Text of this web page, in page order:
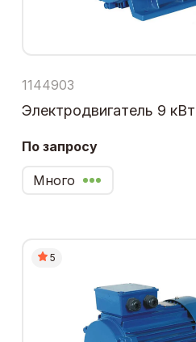
1144903
Электродвигатель 9
По запросу
Много
5